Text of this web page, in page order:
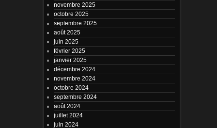
novembre 2025
octobre 2025
septembre 2025
août 2025
juin 2025
février 2025
janvier 2025
décembre 2024
novembre 2024
octobre 2024
septembre 2024
août 2024
juillet 2024
juin 2024